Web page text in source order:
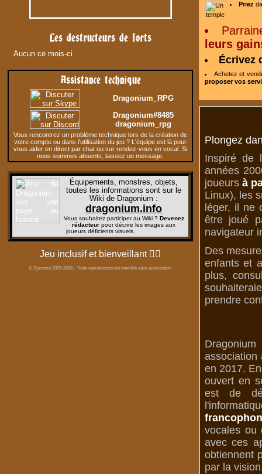
Les destructeurs de forts
Aucun ce mois-ci
Assistance technique
Dragonium_RPG
Dragonium#8485
dragonium_rpg
Vous rencontrez un problème technique lors de la création de
votre compte ou dans l'utilisation du jeu ? L'équipe est là pour
vous aider en direct par chat ou sur rendez-vous en vocal. Si
nous sommes absents, laissez un message.
Équipements, monstres, objets,
toutes les informations sont sur le
Wiki de Dragonium :
dragonium.info
Vous souhaitez participer au Wiki ? Devenez
rédacteur pour décrire les images aux
joueurs déficients visuels.
Jeu inclusif et bienveillant 🏳️‍🌈
© Zyzomis 2005-2026 - Toute reproduction est interdite sans autorisation.
Priez
leurs
Écrivez
Achetez et
proposer vos
Plongez
Inspiré de
années
joueursà
Linux), les
léger, il ne
être joué
navigateur
Des
enfants et
plus,
prendre
en 2017.
ouvert en
est de
vocales ou
avec ces
obtiennent
par la